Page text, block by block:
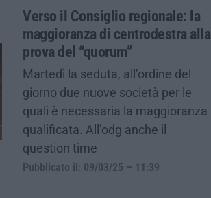
Verso il Consiglio regionale: la
maggioranza di centrodestra alla
prova del “quorum”
Martedì la seduta, all’ordine del
giorno due nuove società per le
quali è necessaria la maggioranza
qualificata. All’odg anche il
question time
Pubblicato il: 09/03/25 – 11:39